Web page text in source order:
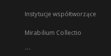
Instytucje współtworzące
Mirabilium Collectio
...